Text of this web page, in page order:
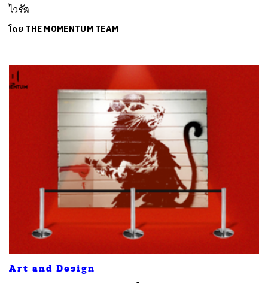
ไวรัส
โดย THE MOMENTUM TEAM
Art and Design